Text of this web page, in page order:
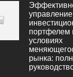
управление
портфелем
условиях
рынка: